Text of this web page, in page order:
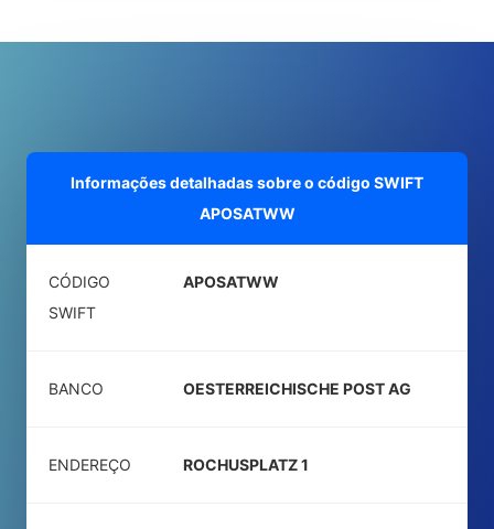
Informações detalhadas sobre o código SWIFT
APOSATWW
CÓDIGO
SWIFT
APOSATWW
BANCO OESTERREICHISCHE POST AG
ENDEREÇO ROCHUSPLATZ 1